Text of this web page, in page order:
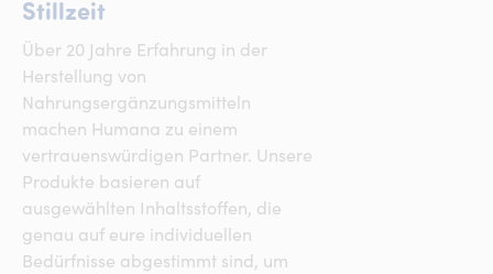
Stillzeit​
Über 20 Jahre Erfahrung in der
Herstellung von
Nahrungsergänzungsmitteln
machen Humana zu einem
vertrauenswürdigen Partner. Unsere
Produkte basieren auf
ausgewählten Inhaltsstoffen, die
genau auf eure individuellen
Bedürfnisse abgestimmt sind, um